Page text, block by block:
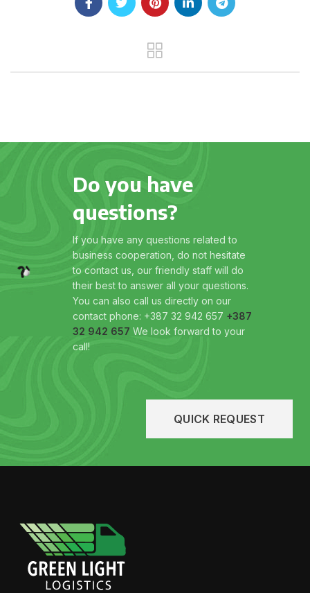
Do you have
questions?
If you have any questions related to
business cooperation, do not hesitate
to contact us, our friendly staff will do
their best to answer all your questions.
You can also call us directly on our
contact phone: +387 32 942 657 +387
32 942 657 We look forward to your
call!
QUICK REQUEST